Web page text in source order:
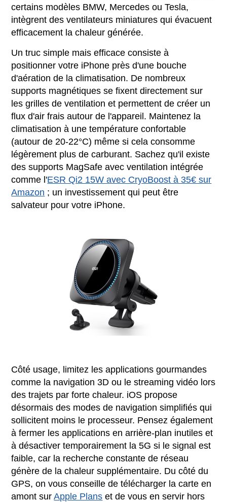
certains modèles BMW, Mercedes ou Tesla,
intègrent des ventilateurs miniatures qui évacuent
efficacement la chaleur générée.
Un truc simple mais efficace consiste à
positionner votre iPhone près d'une bouche
d'aération de la climatisation. De nombreux
supports magnétiques se fixent directement sur
les grilles de ventilation et permettent de créer un
flux d'air frais autour de l'appareil. Maintenez la
climatisation à une température confortable
(autour de 20-22°C) même si cela consomme
légèrement plus de carburant. Sachez qu'il existe
des supports MagSafe avec ventilation intégrée
comme l'ESR Qi2 15W avec CryoBoost à 35€ sur
Amazon ; un investissement qui peut être
salvateur pour votre iPhone.
Côté usage, limitez les applications gourmandes
comme la navigation 3D ou le streaming vidéo lors
des trajets par forte chaleur. iOS propose
désormais des modes de navigation simplifiés qui
sollicitent moins le processeur. Pensez également
à fermer les applications en arrière-plan inutiles et
à désactiver temporairement la 5G si le signal est
faible, car la recherche constante de réseau
génère de la chaleur supplémentaire. Du côté du
GPS, on vous conseille de télécharger la carte en
amont surApple Plans et de vous en servir hors